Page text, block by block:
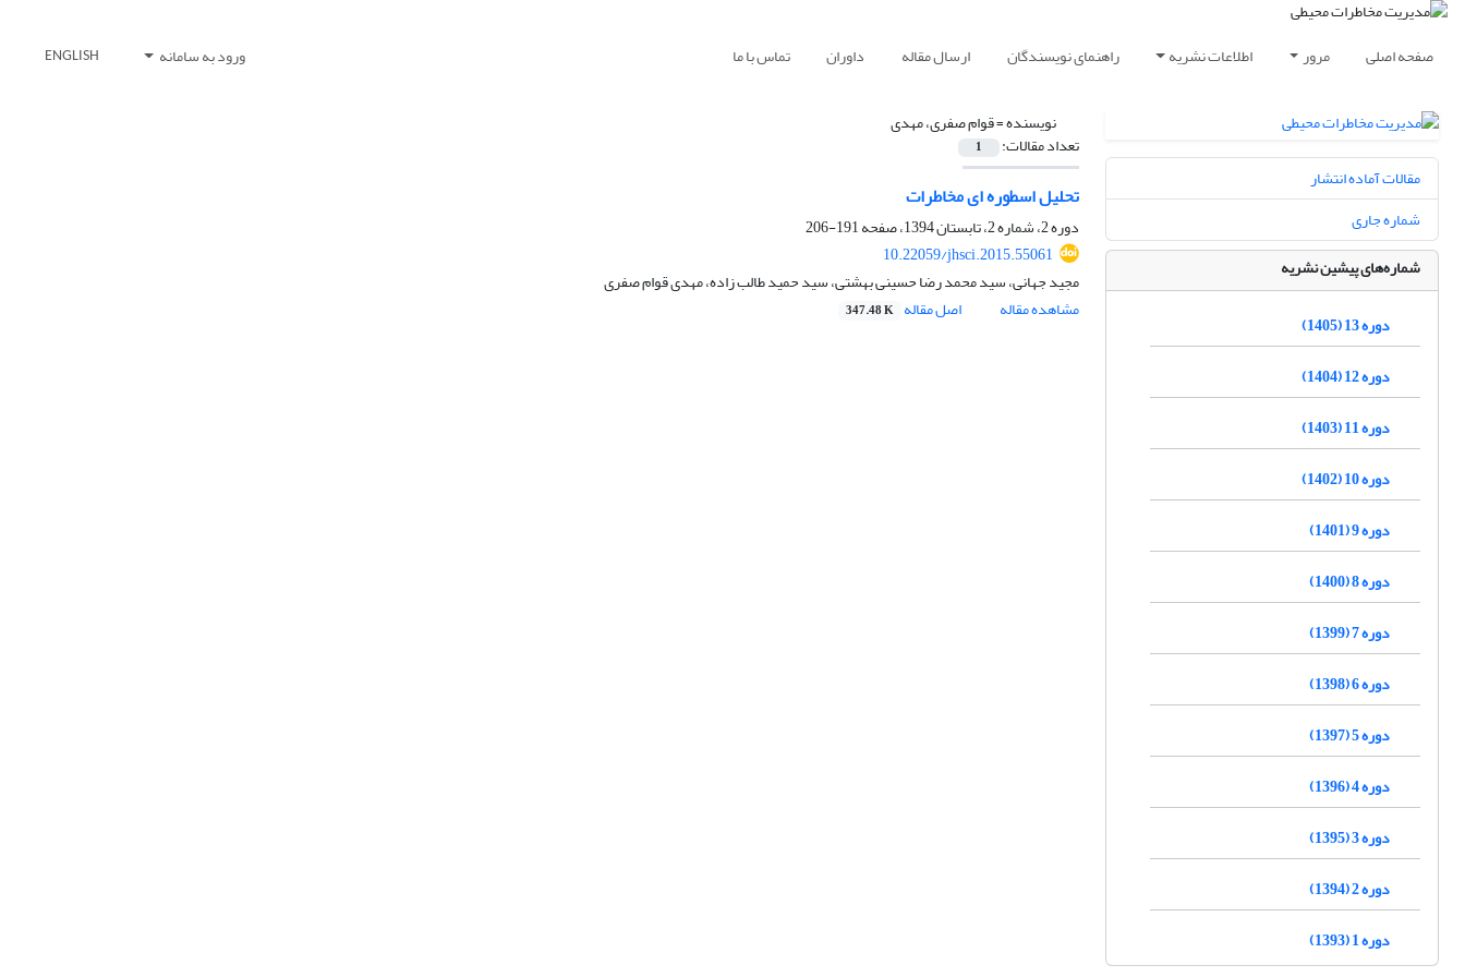
صفحه اصلی مرور اطلاعات نشریه راهنمای نویسندگان ارسال مقاله داوران تماس با ما ورود به سامانه ENGLISH
نویسنده =قوام صفری، مهدی
تعداد مقالات: 1
تحلیل اسطوره ای مخاطرات
دوره 2، شماره 2، تابستان 1394، صفحه
191-206
10.22059/jhsci.2015.55061
مجید جهانی، سید محمد رضا حسینی بهشتی، سید حمید طالب زاده، مهدی قوام صفری
مشاهده مقاله
اصل مقاله 347.48 K
مقالات آماده انتشار
شماره جاری
شماره‌های پیشین نشریه
دوره 13 (1405)
دوره 12 (1404)
دوره 11 (1403)
دوره 10 (1402)
دوره 9 (1401)
دوره 8 (1400)
دوره 7 (1399)
دوره 6 (1398)
دوره 5 (1397)
دوره 4 (1396)
دوره 3 (1395)
دوره 2 (1394)
دوره 1 (1393)